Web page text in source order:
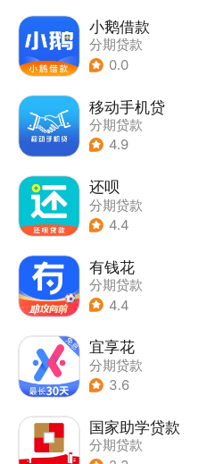
小鹅借款
分期贷款
0.0
移动手机贷
分期贷款
4.9
还呗
分期贷款
4.4
有钱花
分期贷款
4.4
宜享花
分期贷款
3.6
国家助学贷款
分期贷款